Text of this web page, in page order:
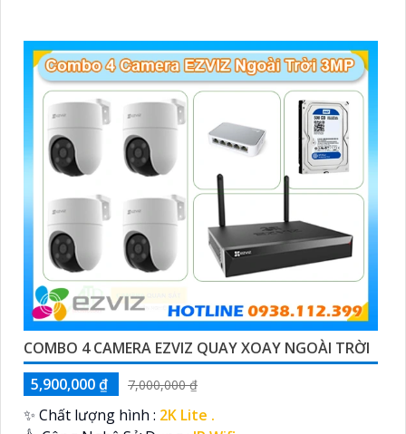
COMBO 4 CAMERA EZVIZ QUAY XOAY NGOÀI TRỜI
5,900,000 ₫
7,000,000 ₫
✨ Chất lượng hình : 2K Lite .